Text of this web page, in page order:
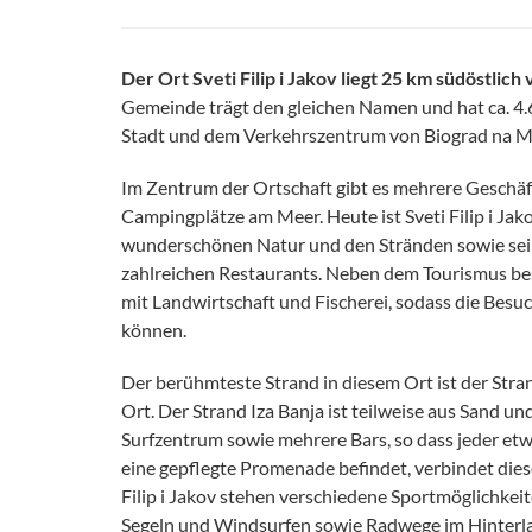
Der Ort Sveti Filip i Jakov liegt 25 km südöstlich
Gemeinde trägt den gleichen Namen und hat ca.
Stadt und dem Verkehrszentrum von Biograd na
Im Zentrum der Ortschaft gibt es mehrere
Campingplätze am Meer. Heute ist Sveti Filip i
wunderschönen Natur und den Stränden sowie
zahlreichen Restaurants. Neben dem Tourismus
mit Landwirtschaft und Fischerei, sodass die
können.
Der berühmteste Strand in diesem Ort ist der
Ort. Der Strand Iza Banja ist teilweise aus Sand
Surfzentrum sowie mehrere Bars, so dass jeder
eine gepflegte Promenade befindet, verbindet
Filip i Jakov stehen verschiedene
Segeln und Windsurfen sowie Radwege im